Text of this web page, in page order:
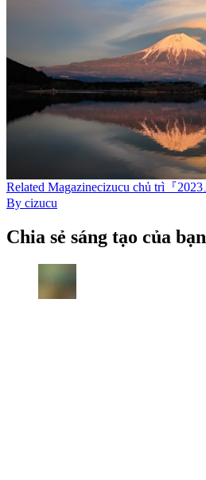
Related Magazinecizucu chủ trì『
By cizucu
Chia sẻ sáng tạo của